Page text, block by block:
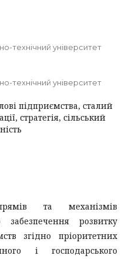
технічний університет
технічний університет
підприємства, сталий
стратегія, сільський
та механізмів
забезпечення розвитку
згідно пріоритетних
і господарського